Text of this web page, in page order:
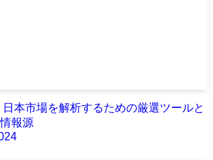
本市場を解析するための厳選ツールと
報源